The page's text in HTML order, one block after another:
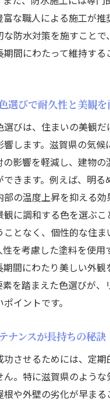
な職人による施工が推
な防水対策を施すことで
間にわたって維持する
選びで耐久性と美観を
選びは、住まいの美観だ
します。滋賀県の気候
影響を軽減し、建物の
できます。例えば、明る
の温度上昇を抑える効
観に調和する色を選ぶ
ことなく、個性的な住ま
性を考慮した塗料を使用
間にわたり美しい外観
素を踏まえた色選びが、
イントです。
ナンスが長持ちの秘訣
功させるためには、定
ん。特に滋賀県のような
根や外壁の劣化が早まる